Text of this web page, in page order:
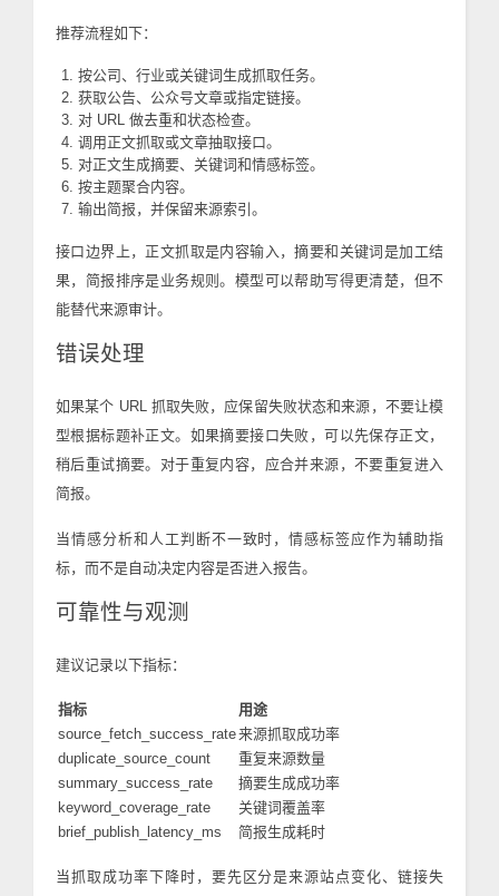
推荐流程如下：
按公司、行业或关键词生成抓取任务。
获取公告、公众号文章或指定链接。
对 URL 做去重和状态检查。
调用正文抓取或文章抽取接口。
对正文生成摘要、关键词和情感标签。
按主题聚合内容。
输出简报，并保留来源索引。
接口边界上，正文抓取是内容输入，摘要和关键词是加工结
果，简报排序是业务规则。模型可以帮助写得更清楚，但不
能替代来源审计。
错误处理
如果某个 URL 抓取失败，应保留失败状态和来源，不要让模
型根据标题补正文。如果摘要接口失败，可以先保存正文，
稍后重试摘要。对于重复内容，应合并来源，不要重复进入
简报。
当情感分析和人工判断不一致时，情感标签应作为辅助指
标，而不是自动决定内容是否进入报告。
可靠性与观测
建议记录以下指标：
指标
用途
source_fetch_success_rate来源抓取成功率
duplicate_source_count
重复来源数量
summary_success_rate
摘要生成成功率
keyword_coverage_rate
关键词覆盖率
brief_publish_latency_ms
简报生成耗时
当抓取成功率下降时，要先区分是来源站点变化、链接失